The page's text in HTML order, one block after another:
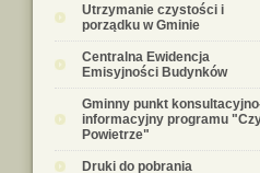
Utrzymanie czystości i
porządku w Gminie
Centralna Ewidencja
Emisyjności Budynków
Gminny punkt
informacyjny programu
Powietrze"
Druki do pobrania